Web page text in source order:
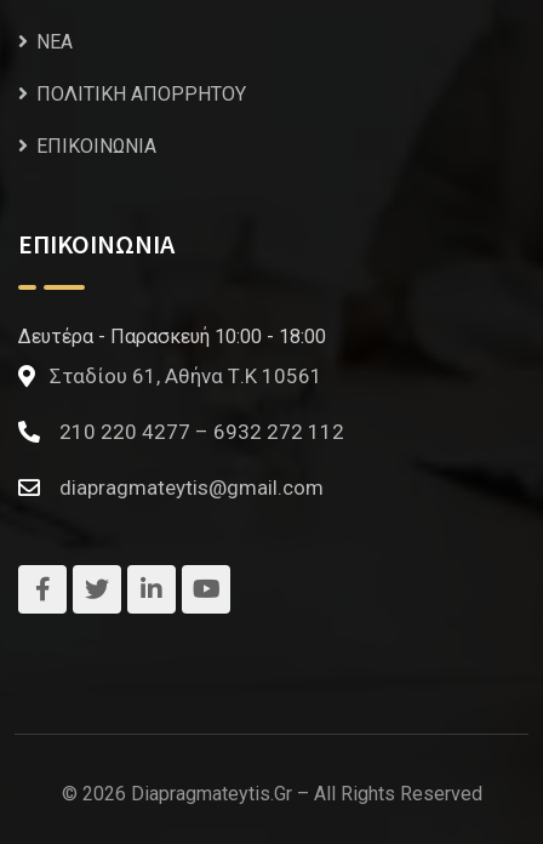
NEA
ΠΟΛΙΤΙΚΗ ΑΠΟΡΡΗΤΟΥ
ΕΠΙΚΟΙΝΩΝΙΑ
ΕΠΙΚΟΙΝΩΝΙΑ
Δευτέρα - Παρασκευή 10:00 - 18:00
Σταδίου 61, Αθήνα Τ.Κ 10561
210 220 4277 – 6932 272 112
diapragmateytis@gmail.com
© 2026 Diapragmateytis.gr – All Rights Reserved